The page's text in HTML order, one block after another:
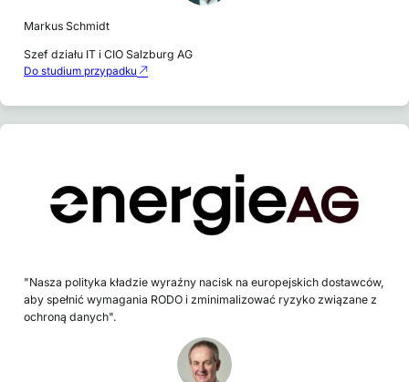
Markus Schmidt
Szef działu IT i CIO Salzburg AG
Do studium przypadku
"Nasza polityka kładzie wyraźny nacisk na europejskich dostawców,
aby spełnić wymagania RODO i zminimalizować ryzyko związane z
ochroną danych".